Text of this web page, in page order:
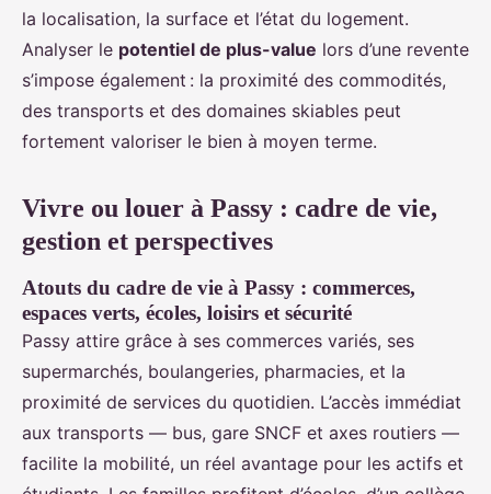
la localisation, la surface et l’état du logement.
Analyser le potentiel de plus-value lors d’une revente
s’impose également : la proximité des commodités,
des transports et des domaines skiables peut
fortement valoriser le bien à moyen terme.
Vivre ou louer à Passy : cadre de vie,
gestion et perspectives
Atouts du cadre de vie à Passy : commerces,
espaces verts, écoles, loisirs et sécurité
Passy attire grâce à ses commerces variés, ses
supermarchés, boulangeries, pharmacies, et la
proximité de services du quotidien. L’accès immédiat
aux transports — bus, gare SNCF et axes routiers —
facilite la mobilité, un réel avantage pour les actifs et